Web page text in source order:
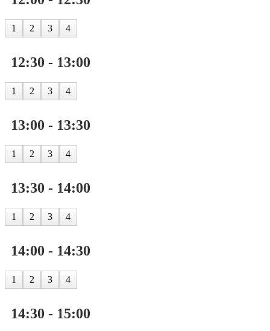
1 2 3 4
12:30 - 13:00
1 2 3 4
13:00 - 13:30
1 2 3 4
13:30 - 14:00
1 2 3 4
14:00 - 14:30
1 2 3 4
14:30 - 15:00